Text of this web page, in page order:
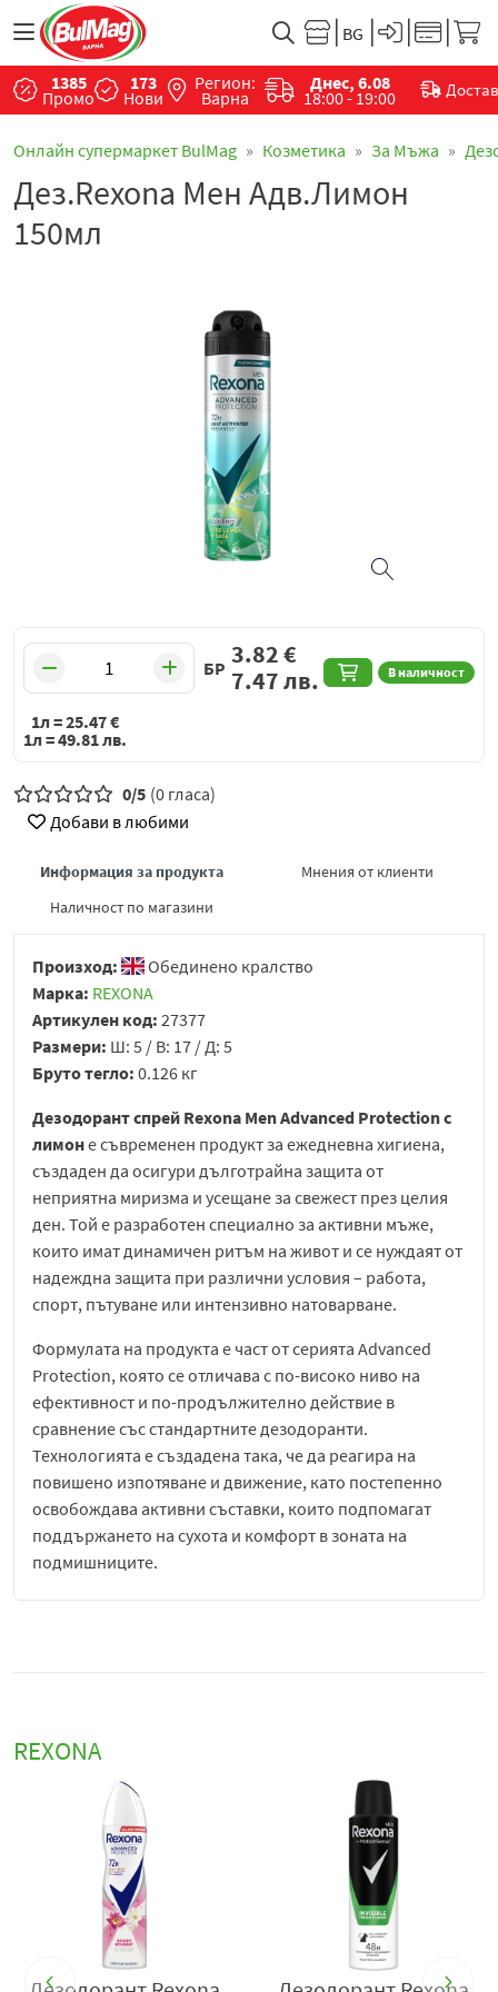
1385
Промо
173
Нови
Регион:
Варна
Днес, 6.08
18:00 - 19:00
Онлайн супермаркет BulMag Козметика За Мъжа
Дез.Rexona Мен Адв.Лимон
150мл
БР В наличност
3.82€
7.47лв.
1л =25.47€
1л =49.81лв.
0/5 (0 гласа)
Добави в любими
Информация за продукта
Мнения от клиенти
Наличност по магазини
Произход:
Обединено кралство
Марка: REXONA
Артикулен код: 27377
Размери: Ш: 5 / В: 17 / Д: 5
Бруто тегло: 0.126 кг
Дезодорант спрей Rexona Men Advanced Protection с
лимоне съвременен продукт за ежедневна хигиена,
създаден да осигури дълготрайна защита от
неприятна миризма и усещане за свежест през целия
ден. Той е разработен специално за активни мъже,
които имат динамичен ритъм на живот и се нуждаят от
надеждна защита при различни условия – работа,
спорт, пътуване или интензивно натоварване.
Формулата на продукта е част от серията Advanced
Protection, която се отличава с по-високо ниво на
ефективност и по-продължително действие в
сравнение със стандартните дезодоранти.
Технологията е създадена така, че да реагира на
повишено изпотяване и движение, като постепенно
освобождава активни съставки, които подпомагат
поддържането на сухота и комфорт в зоната на
подмишниците.
Ароматът с лимон придава отчетливо свеж, цитрусов и
свеж и мъжествен, без да бъде прекалено тежък или
натрапчив, което го прави подходящ за ежедневна
употреба.
Действието на Rexona Men Advanced Protection с
е насочено към дълготрайна защита срещу
неприятна миризма, като същевременно поддържа
усещане за свежест през целия ден. Формулата е
създадена да издържа при различни нива на
активност, включително физическо натоварване,
REXONA